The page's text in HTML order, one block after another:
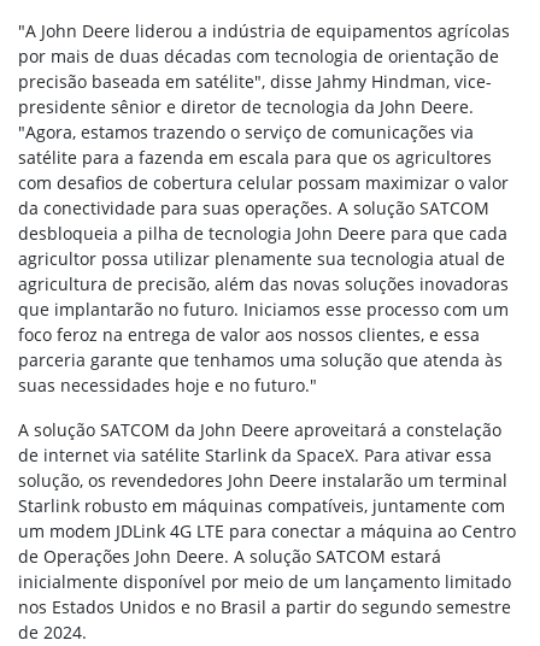
"A John Deere liderou a indústria de equipamentos agrícolas
por mais de duas décadas com tecnologia de orientação de
precisão baseada em satélite", disse Jahmy Hindman, vice-
presidente sênior e diretor de tecnologia da John Deere.
"Agora, estamos trazendo o serviço de comunicações via
satélite para a fazenda em escala para que os agricultores
com desafios de cobertura celular possam maximizar o valor
da conectividade para suas operações. A solução SATCOM
desbloqueia a pilha de tecnologia John Deere para que cada
agricultor possa utilizar plenamente sua tecnologia atual de
agricultura de precisão, além das novas soluções inovadoras
que implantarão no futuro. Iniciamos esse processo com um
foco feroz na entrega de valor aos nossos clientes, e essa
parceria garante que tenhamos uma solução que atenda às
suas necessidades hoje e no futuro."
A solução SATCOM da John Deere aproveitará a constelação
de internet via satélite Starlink da SpaceX. Para ativar essa
solução, os revendedores John Deere instalarão um terminal
Starlink robusto em máquinas compatíveis, juntamente com
um modem JDLink 4G LTE para conectar a máquina ao Centro
de Operações John Deere. A solução SATCOM estará
inicialmente disponível por meio de um lançamento limitado
nos Estados Unidos e no Brasil a partir do segundo semestre
de 2024.